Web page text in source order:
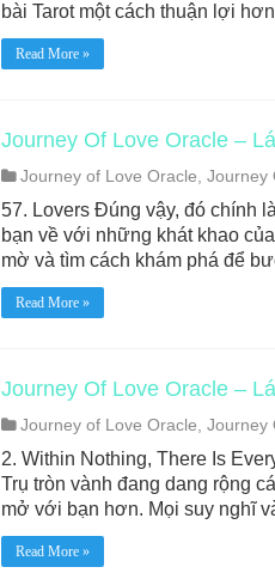
bài Tarot một cách thuận lợi
Read More »
Journey Of Love Oracle –
Journey of Love Oracle, Journey
57. Lovers Đúng vậy, đó chính
bạn về với những khát khao
mờ và tìm cách khám phá để
Read More »
Journey Of Love Oracle –
Journey of Love Oracle, Journey
2. Within Nothing, There Is
Trụ tròn vành đang dang rộng
mở với bạn hơn. Mọi suy nghĩ
Read More »